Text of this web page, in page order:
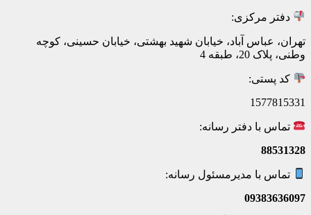
دفتر مرکزی:
تهران، عباس آباد، خیابان شهید بهشتی، خیابان حسینی، کوچه
وطنی، پلاک 20، طبقه 4
کد پستی:
1577815331
تماس با دفتر رسانه:
88531328
تماس با مدیرمسئول رسانه:
09383636097